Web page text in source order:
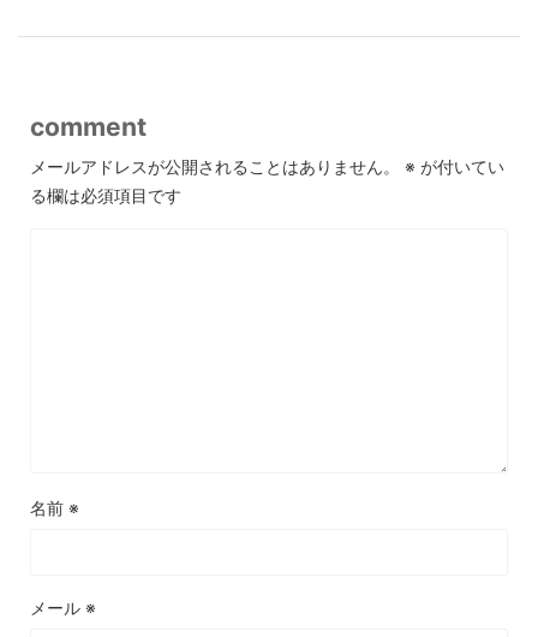
comment
メールアドレスが公開されることはありません。 ※ が付いてい
る欄は必須項目です
名前 ※
メール ※